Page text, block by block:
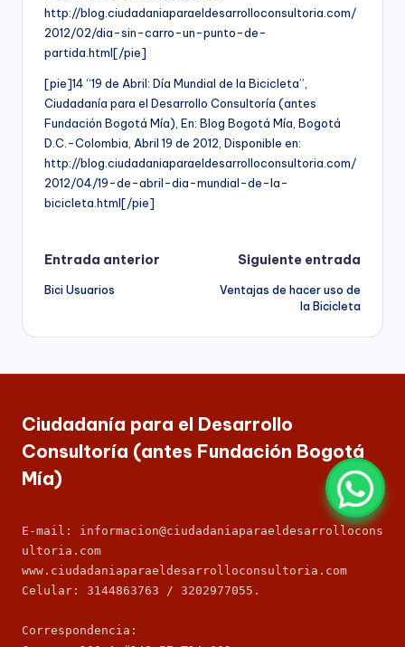
http://blog.ciudadaniaparaeldesarrolloconsultoria.com/
2012/02/dia-sin-carro-un-punto-de-
partida.html[/pie]
[pie]14 “19 de Abril: Día Mundial de la Bicicleta”,
Ciudadanía para el Desarrollo Consultoría (antes
Fundación Bogotá Mía), En: Blog Bogotá Mía, Bogotá
D.C.-Colombia, Abril 19 de 2012, Disponible en:
http://blog.ciudadaniaparaeldesarrolloconsultoria.com/
2012/04/19-de-abril-dia-mundial-de-la-
bicicleta.html[/pie]
Navegación
de
entradas
Entrada anterior
Bici Usuarios
Siguiente entrada
Ventajas de hacer uso de
la Bicicleta
Ciudadanía para el Desarrollo
Consultoría (antes Fundación Bogotá
Mía)
E-mail: informacion@ciudadaniaparaeldesarrollocons
ultoria.com
www.ciudadaniaparaeldesarrolloconsultoria.com
Celular: 3144863763 / 3202977055.
Correspondencia: